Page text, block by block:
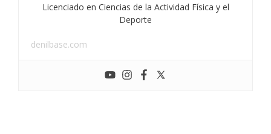
Licenciado en Ciencias de la Actividad Física y el
Deporte
denilbase.com